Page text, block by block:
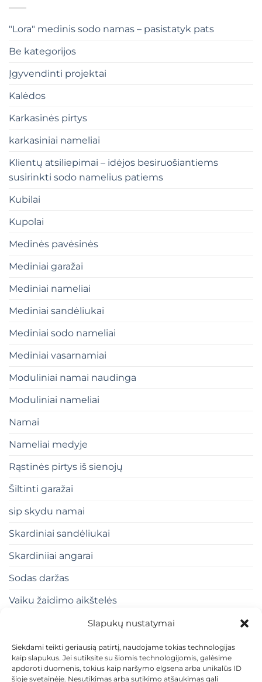
Slapukų nustatymai
Siekdami teikti geriausią patirtį, naudojame tokias technologijas
kaip slapukus. Jei sutiksite su šiomis technologijomis, galėsime
apdoroti duomenis, tokius kaip naršymo elgsena arba unikalūs ID
šioje svetainėje. Nesutikimas arba sutikimo atšaukimas gali
"Lora" medinis sodo namas – pasistatyk pats
Be kategorijos
Įgyvendinti projektai
Kalėdos
Karkasinės pirtys
karkasiniai nameliai
Klientų atsiliepimai – idėjos besiruošiantiems
susirinkti sodo namelius patiems
Kubilai
Kupolai
Medinės pavėsinės
Mediniai garažai
Mediniai nameliai
Mediniai sandėliukai
Mediniai sodo nameliai
Mediniai vasarnamiai
Moduliniai namai naudinga
Moduliniai nameliai
Namai
Nameliai medyje
Rąstinės pirtys iš sienojų
Šiltinti garažai
sip skydu namai
Skardiniai sandėliukai
Skardiniiai angarai
Sodas daržas
Vaiku žaidimo aikštelės